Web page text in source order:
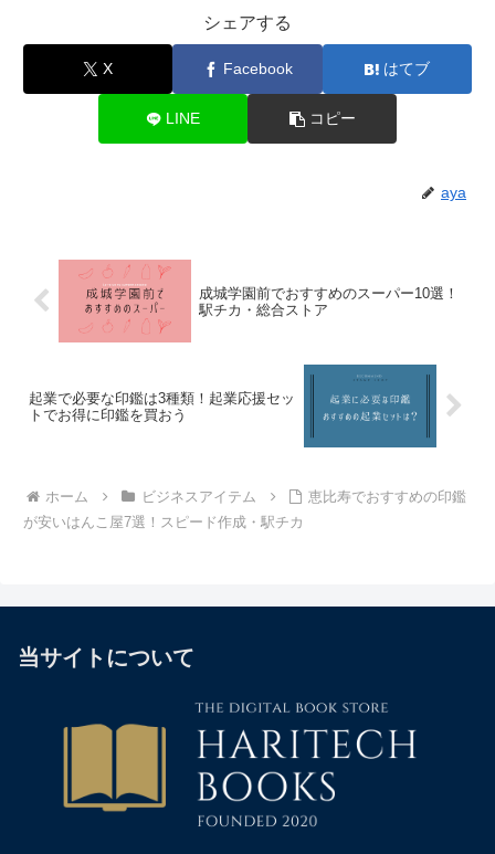
シェアする
X Facebook はてブ
LINE コピー
aya
成城学園前でおすすめのスーパー10選！
駅チカ・総合ストア
起業で必要な印鑑は3種類！起業応援セッ
トでお得に印鑑を買おう
ホーム ビジネスアイテム
恵比寿でおすすめの印鑑
が安いはんこ屋7選！スピード作成・駅チカ
当サイトについて